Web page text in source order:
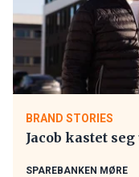
BRAND STORIES
Jacob kastet
SPAREBANKEN MØRE